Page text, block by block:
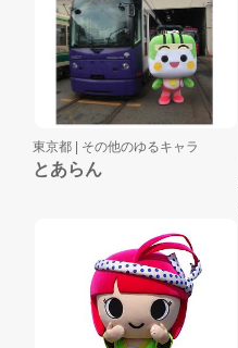
東京都 | その他のゆるキャラ
とあらん